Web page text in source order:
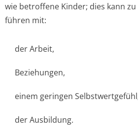
wie betroffene Kinder; dies kann
führen mit:
der Arbeit,
Beziehungen,
einem geringen
der Ausbildung.